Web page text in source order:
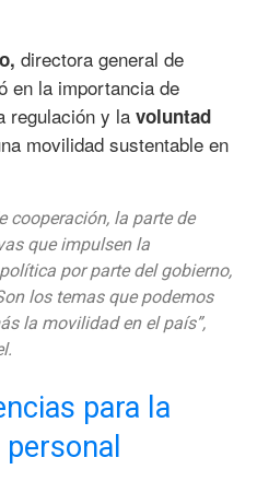
directora general de
en la importancia de
regulación y la voluntad
movilidad sustentable en
cooperación, la parte de
que impulsen la
por parte del gobierno,
los temas que podemos
la movilidad en el país”,
para la